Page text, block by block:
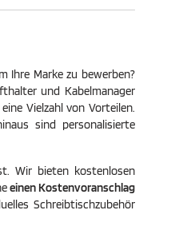
Ihre Marke zu bewerben?
und Kabelmanager
Vielzahl von Vorteilen.
sind personalisierte
Wir bieten kostenlosen
einen Kostenvoranschlag
Schreibtischzubehör